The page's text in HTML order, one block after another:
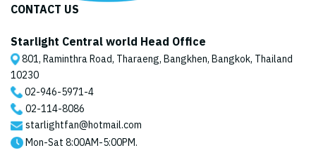
CONTACT US
Starlight Central world Head Office
801, Raminthra Road, Tharaeng, Bangkhen, Bangkok, Thailand
10230
02-946-5971-4
02-114-8086
starlightfan@hotmail.com
Mon-Sat 8:00AM-5:00PM.